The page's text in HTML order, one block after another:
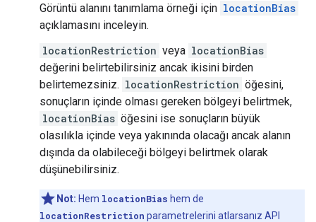
Görüntü alanını tanımlama örneği için locationBias
açıklamasını inceleyin.
locationRestriction veya locationBias
değerini belirtebilirsiniz ancak ikisini birden
belirtemezsiniz. locationRestriction öğesini,
sonuçların içinde olması gereken bölgeyi belirtmek,
locationBias öğesini ise sonuçların büyük
olasılıkla içinde veya yakınında olacağı ancak alanın
dışında da olabileceği bölgeyi belirtmek olarak
düşünebilirsiniz.
Not: Hem locationBias hem de
locationRestriction parametrelerini atlarsanız API